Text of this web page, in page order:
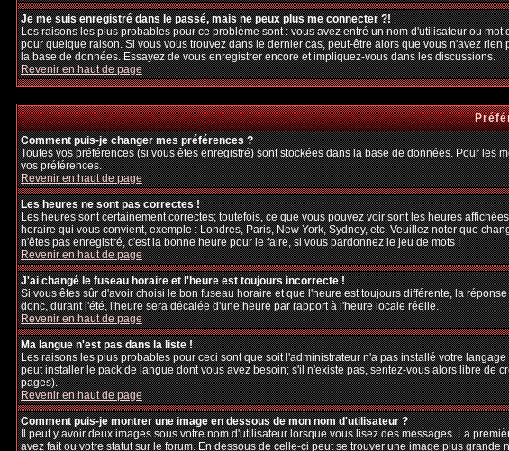
Je me suis enregistré dans le passé, mais ne peux plus me connecter ?!
Les raisons les plus probables pour ce problème sont : vous avez entré un nom d'utilisateur ou
pour quelque raison. Si vous vous trouvez dans le dernier cas, peut-être alors que vous n'avez
la base de données. Essayez de vous enregistrer encore et impliquez-vous dans les discussions.
Revenir en haut de page
Comment puis-je changer mes préférences ?
Toutes vos préférences (si vous êtes enregistré) sont stockées dans la base de données. Pour les
vos préférences.
Revenir en haut de page
Les heures ne sont pas correctes !
Les heures sont certainement correctes; toutefois, ce que vous pouvez voir sont les heures
horaire qui vous convient, exemple : Londres, Paris, New York, Sydney, etc. Veuillez noter que
n'êtes pas enregistré, c'est la bonne heure pour le faire, si vous pardonnez le jeu de mots !
Revenir en haut de page
J'ai changé le fuseau horaire et l'heure est toujours incorrecte !
Si vous êtes sûr d'avoir choisi le bon fuseau horaire et que l'heure est toujours différente, la
donc, durant l'été, l'heure sera décalée d'une heure par rapport à l'heure locale réelle.
Revenir en haut de page
Ma langue n'est pas dans la liste !
Les raisons les plus probables pour ceci sont que soit l'administrateur n'a pas installé votre
peut installer le pack de langue dont vous avez besoin; s'il n'existe pas, sentez-vous alors libre
pages).
Revenir en haut de page
Comment puis-je montrer une image en dessous de mon nom d'utilisateur ?
Il peut y avoir deux images sous votre nom d'utilisateur lorsque vous lisez des messages. La
avez fait ou votre statut sur le forum. En dessous de celle-ci peut se trouver une image plus